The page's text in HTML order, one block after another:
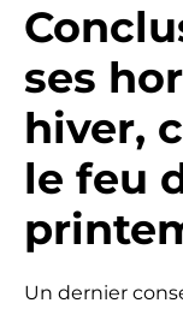
ses
hiver,
le feu
Un dernier